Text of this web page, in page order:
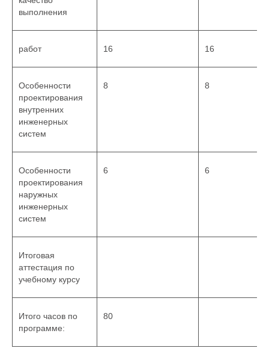
выполнения
работ 16 16
Особенности
проектирования
внутренних
инженерных
систем
8 8
Особенности
проектирования
наружных
инженерных
систем
6 6
Итоговая
аттестация по
учебному курсу
Итого часов по
программе:
80